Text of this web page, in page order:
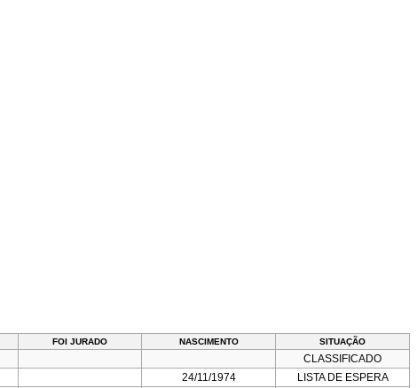
FOI JURADO NASCIMENTO SITUAÇÃO
CLASSIFICADO
24/11/1974
LISTA DE ESPERA